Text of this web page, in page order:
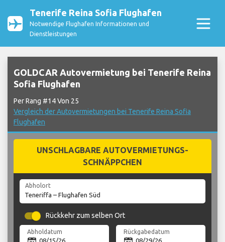
Tenerife Reina Sofia Flughafen
Notwendige Flughafen Informationen und
Dienstleistungen
GOLDCAR Autovermietung bei Tenerife Reina
Sofia Flughafen
Per Rang #14 Von 25
Vergleich der Autovermietungen bei Tenerife Reina Sofia
Flughafen
UNSCHLAGBARE AUTOVERMIETUNGS-
SCHNÄPPCHEN
Abholort
Rückkehr zum selben Ort
Abholdatum Rückgabedatum